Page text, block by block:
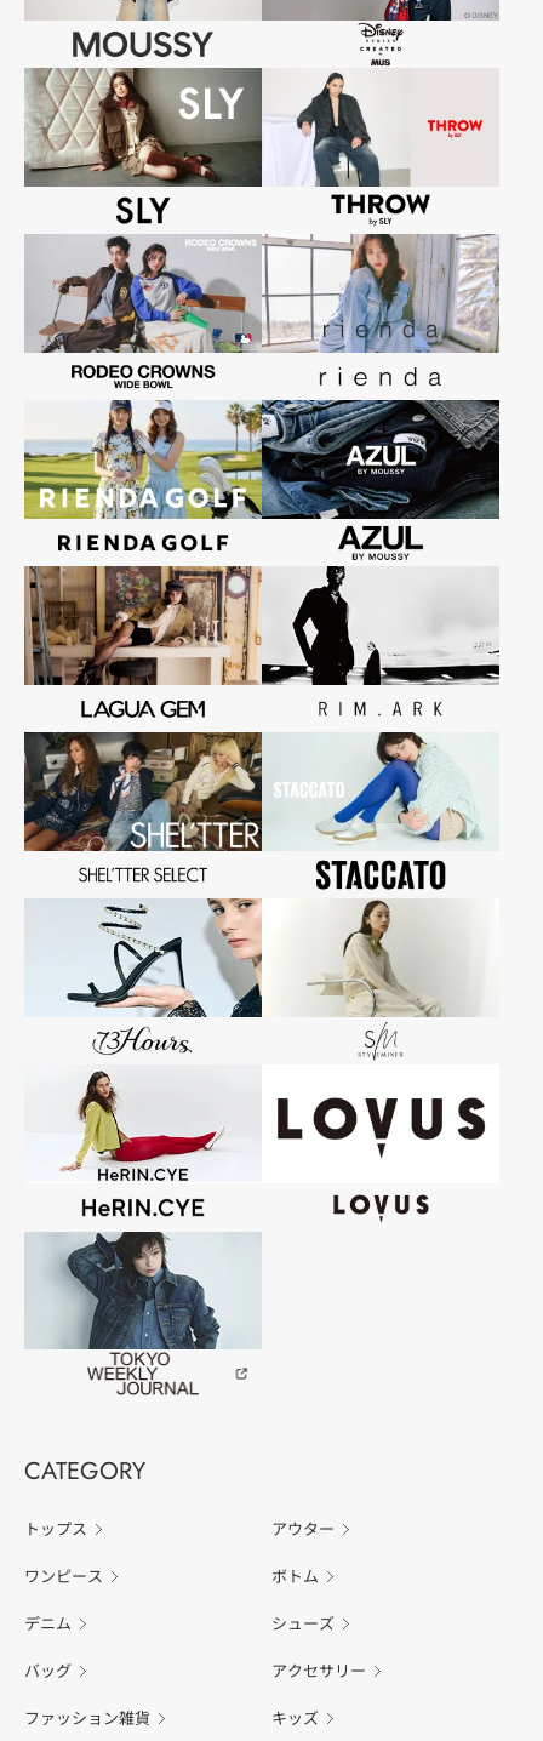
CATEGORY
トップス アウター
ワンピース ボトム
デニム シューズ
バッグ アクセサリー
ファッション雑貨 キッズ